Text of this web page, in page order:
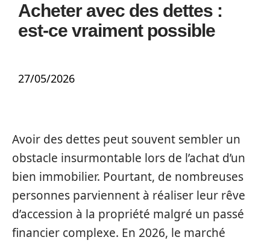
Acheter avec des dettes :
est-ce vraiment possible
27/05/2026
Avoir des dettes peut souvent sembler un
obstacle insurmontable lors de l’achat d’un
bien immobilier. Pourtant, de nombreuses
personnes parviennent à réaliser leur rêve
d’accession à la propriété malgré un passé
financier complexe. En 2026, le marché